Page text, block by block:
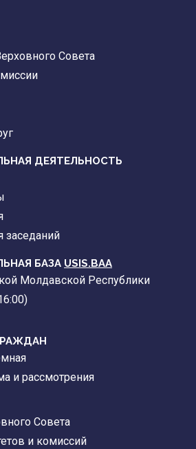
Совета
ДЕЯТЕЛЬНОСТЬ
заседаний
БАЗА USIS.BAA
Молдавской Республики
и рассмотрения
Совета
и комиссий